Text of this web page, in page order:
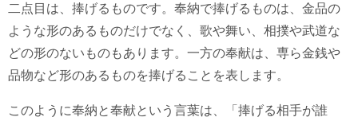
二点目は、捧げるものです。奉納で捧げるものは、金品の
ような形のあるものだけでなく、歌や舞い、相撲や武道な
どの形のないものもあります。一方の奉献は、専ら金銭や
品物など形のあるものを捧げることを表します。
このように奉納と奉献という言葉は、「捧げる相手が誰